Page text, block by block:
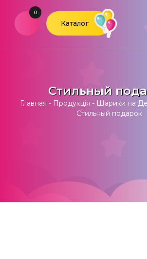
0
Каталог
Стильный
Главная - Продукція - Шарики на
Стильный подарок